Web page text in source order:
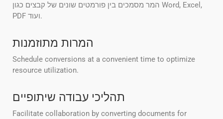
המר מסמכים בין פורמטים שונים של קבצים כגון Word, Excel,
PDF ועוד.
המרות מתוזמנות
Schedule conversions at a convenient time to optimize
resource utilization.
תהליכי עבודה שיתופיים
Facilitate collaboration by converting documents for